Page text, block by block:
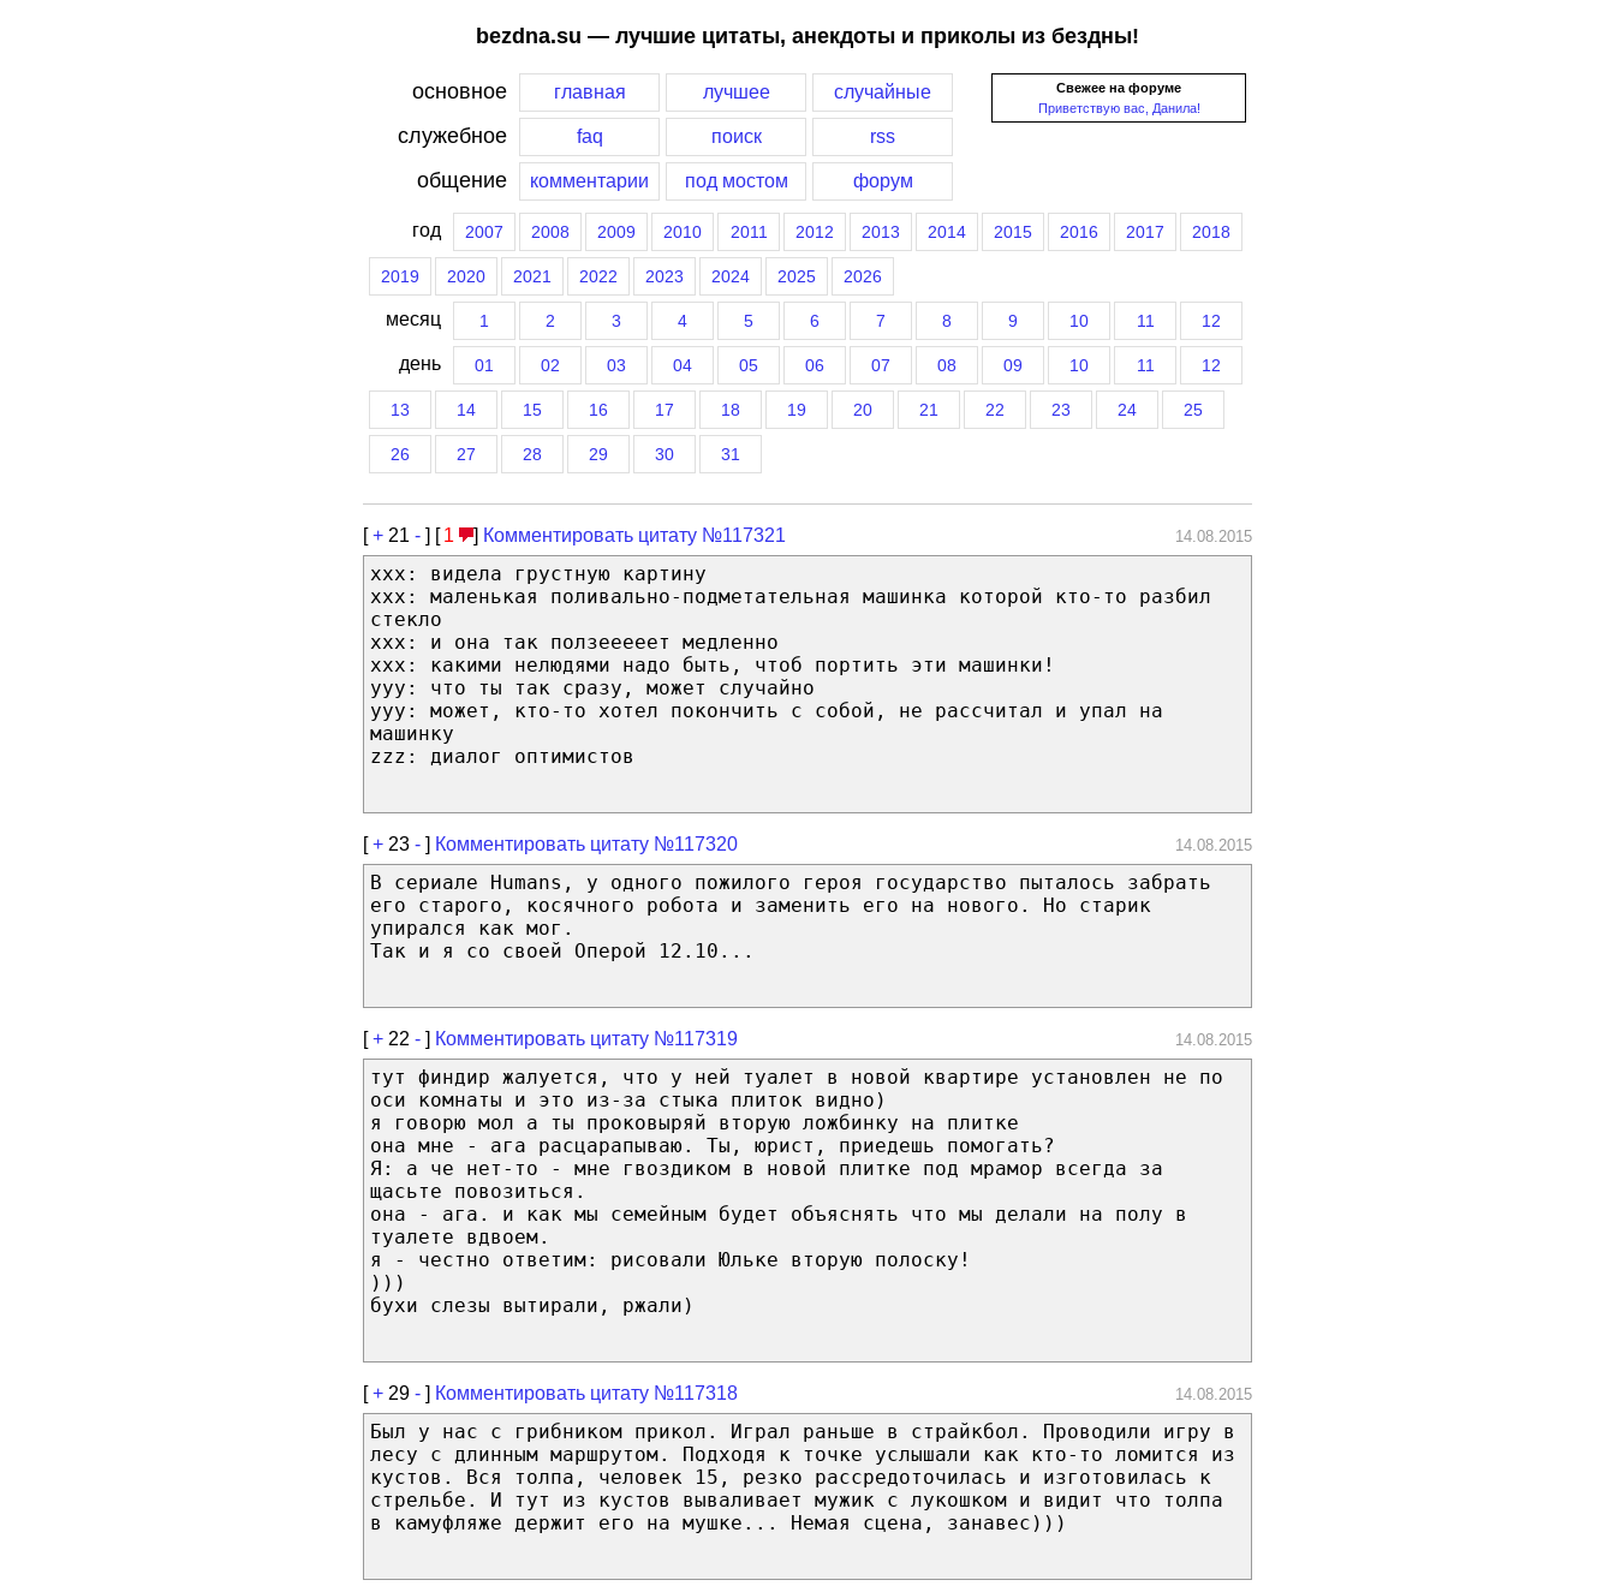
bezdna.su — лучшие цитаты, анекдоты и приколы из бездны!
Свежее на форуме
Приветствую вас, Данила!
основное главная лучшее случайные
служебное faq поиск rss
общение комментарии под мостом форум
год 2007 2008 2009 2010 2011 2012 2013 2014 2015 2016 2017 2018
2019 2020 2021 2022 2023 2024 2025 2026
месяц 1 2 3 4 5 6 7 8 9 10 11 12
день 01 02 03 04 05 06 07 08 09 10 11 12
13 14 15 16 17 18 19 20 21 22 23 24 25
26 27 28 29 30 31
[+ 21 - ] [ 1 ] Комментировать цитату №117321 14.08.2015
xxx: видела грустную картину
ххх: маленькая поливально-подметательная машинка которой кто-то разбил
стекло
ххх: и она так ползееееет медленно
ххх: какими нелюдями надо быть, чтоб портить эти машинки!
ууу: что ты так сразу, может случайно
ууу: может, кто-то хотел покончить с собой, не рассчитал и упал на
машинку
zzz: диалог оптимистов
[+ 23 - ] Комментировать цитату №117320 14.08.2015
В сериале Humans, у одного пожилого героя государство пыталось забрать
его старого, косячного робота и заменить его на нового. Но старик
упирался как мог.
Так и я со своей Оперой 12.10...
[+ 22 - ] Комментировать цитату №117319 14.08.2015
тут финдир жалуется, что у ней туалет в новой квартире установлен не по
оси комнаты и это из-за стыка плиток видно)
я говорю мол а ты проковыряй вторую ложбинку на плитке
она мне - ага расцарапываю. Ты, юрист, приедешь помогать?
Я: а че нет-то - мне гвоздиком в новой плитке под мрамор всегда за
щасьте повозиться.
она - ага. и как мы семейным будет объяснять что мы делали на полу в
туалете вдвоем.
я - честно ответим: рисовали Юльке вторую полоску!
)))
бухи слезы вытирали, ржали)
[+ 29 - ] Комментировать цитату №117318 14.08.2015
Был у нас с грибником прикол. Играл раньше в страйкбол. Проводили игру в
лесу с длинным маршрутом. Подходя к точке услышали как кто-то ломится из
кустов. Вся толпа, человек 15, резко рассредоточилась и изготовилась к
стрельбе. И тут из кустов вываливает мужик с лукошком и видит что толпа
в камуфляже держит его на мушке... Немая сцена, занавес)))